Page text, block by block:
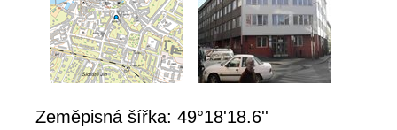
Zeměpisná šířka: 49°18'18.6''